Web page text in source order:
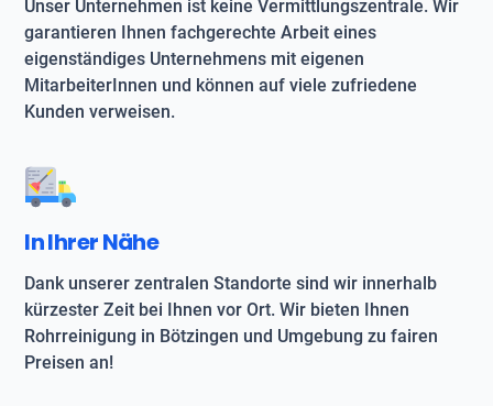
Unser Unternehmen ist keine Vermittlungszentrale. Wir
garantieren Ihnen fachgerechte Arbeit eines
eigenständiges Unternehmens mit eigenen
MitarbeiterInnen und können auf viele zufriedene
Kunden verweisen.
In Ihrer Nähe
Dank unserer zentralen Standorte sind wir innerhalb
kürzester Zeit bei Ihnen vor Ort. Wir bieten Ihnen
Rohrreinigung in Bötzingen und Umgebung zu fairen
Preisen an!